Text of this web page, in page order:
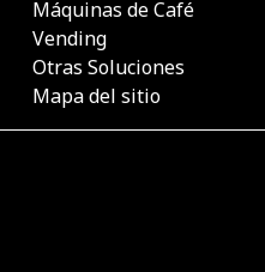
Máquinas de Café
Vending
Otras Soluciones
Mapa del sitio